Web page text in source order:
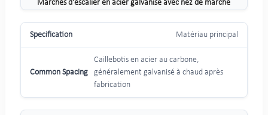
Marches d'escalier en acier galvanisé avec nez de marche
Matériau principal
Caillebotis en acier au carbone,
généralement galvanisé à chaud après
fabrication